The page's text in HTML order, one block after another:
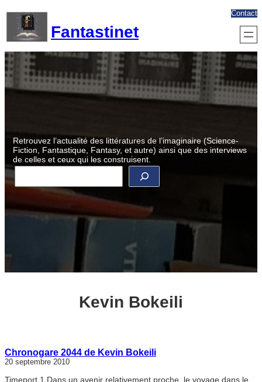
contenu
Fantastinet
Contact
Retrouvez l’actualité des littératures de l’imaginaire (Science-
Fiction, Fantastique, Fantasy, et autre) ainsi que des interviews
de celles et ceux qui les construisent.
R
e
c
Kevin Bokeili
Chronogare 2044 de Kevin Bokeili
20 septembre 2010
Timeport 1 Dans un avenir relativement proche, le voyage dans le